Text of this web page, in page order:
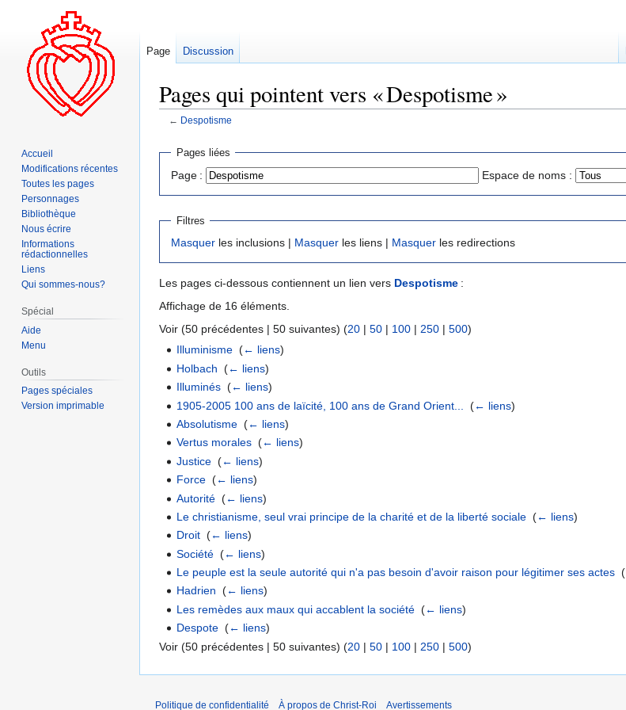
Pages qui pointent vers « Despotisme »
← Despotisme
Aller
navigation
Aller
recherche
Pages liées
Page : Espace de noms :
Filtres
Masquer les inclusions | Masquer les liens | Masquer les redirections
Les pages ci-dessous contiennent un lien vers Despotisme :
Affichage de 16 éléments.
Voir (50 précédentes | 50 suivantes) (20 | 50 | 100 | 250 | 500)
Illuminisme ‎(← liens)
Holbach ‎(← liens)
Illuminés ‎(← liens)
1905-2005 100 ans de laïcité, 100 ans de Grand Orient...
‎(← liens)
Absolutisme ‎(← liens)
Vertus morales ‎(← liens)
Justice ‎(← liens)
Force ‎(← liens)
Autorité ‎(← liens)
Le christianisme, seul vrai principe de la charité et de la liberté sociale ‎(← liens)
Droit ‎(← liens)
Société ‎(← liens)
Le peuple est la seule autorité qui n'a pas besoin d'avoir raison pour légitimer ses actes ‎(
Hadrien ‎(← liens)
Les remèdes aux maux qui accablent la société ‎(← liens)
Despote ‎(← liens)
Voir (50 précédentes | 50 suivantes) (20 | 50 | 100 | 250 | 500)
Page Discussion
Accueil
Modifications récentes
Toutes les pages
Personnages
Bibliothèque
Nous écrire
Informations
rédactionnelles
Liens
Qui sommes-nous?
Spécial
Aide
Menu
Outils
Pages spéciales
Version imprimable
Politique de confidentialité À propos de Christ-Roi Avertissements